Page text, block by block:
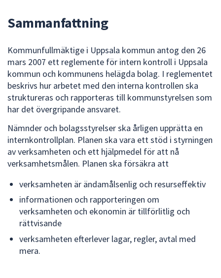
Sammanfattning
Kommunfullmäktige i Uppsala kommun antog den 26
mars 2007 ett reglemente för intern kontroll i Uppsala
kommun och kommunens helägda bolag. I reglementet
beskrivs hur arbetet med den interna kontrollen ska
struktureras och rapporteras till kommunstyrelsen som
har det övergripande ansvaret.
Nämnder och bolagsstyrelser ska årligen upprätta en
internkontrollplan. Planen ska vara ett stöd i styrningen
av verksamheten och ett hjälpmedel för att nå
verksamhetsmålen. Planen ska försäkra att
verksamheten är ändamålsenlig och resurseffektiv
informationen och rapporteringen om
verksamheten och ekonomin är tillförlitlig och
rättvisande
verksamheten efterlever lagar, regler, avtal med
mera.